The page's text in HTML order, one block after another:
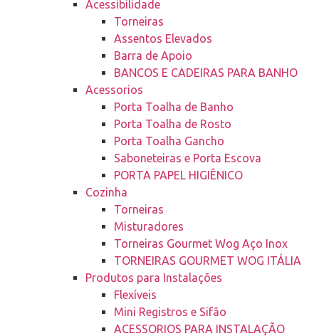
Acessibilidade
Torneiras
Assentos Elevados
Barra de Apoio
BANCOS E CADEIRAS PARA BANHO
Acessorios
Porta Toalha de Banho
Porta Toalha de Rosto
Porta Toalha Gancho
Saboneteiras e Porta Escova
PORTA PAPEL HIGIÊNICO
Cozinha
Torneiras
Misturadores
Torneiras Gourmet Wog Aço Inox
TORNEIRAS GOURMET WOG ITÁLIA
Produtos para Instalações
Flexíveis
Mini Registros e Sifão
ACESSORIOS PARA INSTALAÇÃO